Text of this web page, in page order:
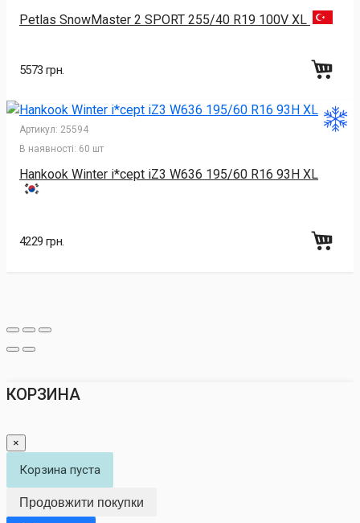
Petlas SnowMaster 2 SPORT 255/40 R19 100V XL
5573 грн.
Артикул: 25594
В наявності: 60 шт
Hankook Winter i*cept iZ3 W636 195/60 R16 93H XL
4229 грн.
КОРЗИНА
×
Корзина пуста
Продовжити покупки